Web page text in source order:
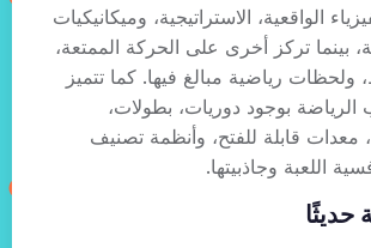
الواقعية، الاستراتيجية، وميكانيكيات
بينما تركز أخرى على الحركة الممتعة،
ولحظات رياضية مبالغ فيها. كما تتميز
الرياضة بوجود دوريات، بطولات،
معدات قابلة للفتح، وأنظمة تصنيف
اللعبة وجاذبيتها.
حديثًا